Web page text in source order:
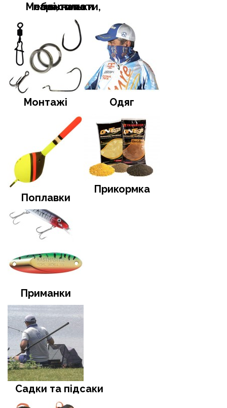
Меблі, намети, тенти та парасольки
Монтажі Одяг
Поплавки
Прикормка
Приманки
Садки та підсаки